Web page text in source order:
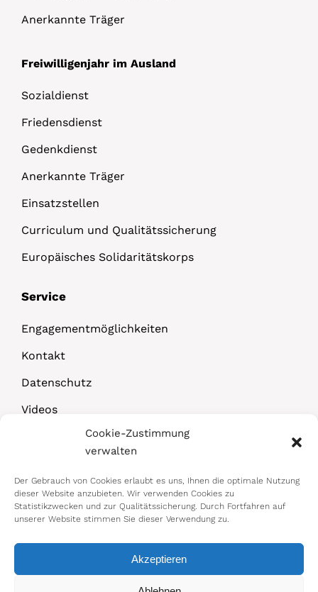
Cookie-Zustimmung
verwalten
Der Gebrauch von Cookies erlaubt es uns, Ihnen die optimale Nutzung
dieser Website anzubieten. Wir verwenden Cookies zu
Statistikzwecken und zur Qualitätssicherung. Durch Fortfahren auf
unserer Website stimmen Sie dieser Verwendung zu.
Akzeptieren
Anerkannte Träger
Freiwilligenjahr im Ausland
Sozialdienst
Friedensdienst
Gedenkdienst
Anerkannte Träger
Einsatzstellen
Curriculum und Qualitätssicherung
Europäisches Solidaritätskorps
Service
Engagementmöglichkeiten
Kontakt
Datenschutz
Videos
© 2026 Bundesministerium für Arbeit,